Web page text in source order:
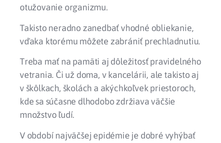
otužovanie organizmu.
Takisto neradno zanedbať vhodné obliekanie,
vďaka ktorému môžete zabrániť prechladnutiu.
Treba mať na pamäti aj dôležitosť pravidelného
vetrania. Či už doma, v kancelárii, ale takisto aj
v škôlkach, školách a akýchkoľvek priestoroch,
kde sa súčasne dlhodobo zdržiava väčšie
množstvo ľudí.
V období najväčšej epidémie je dobré vyhýbať